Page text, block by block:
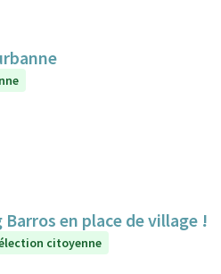
en place de village !
citoyenne